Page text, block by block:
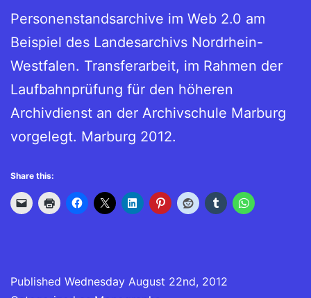
Personenstandsarchive im Web 2.0 am
Beispiel des Landesarchivs Nordrhein-
Westfalen. Transferarbeit, im Rahmen der
Laufbahnprüfung für den höheren
Archivdienst an der Archivschule Marburg
vorgelegt. Marburg 2012.
Share this:
Published Wednesday August 22nd, 2012